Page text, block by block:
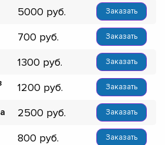
5000 Заказать
700 Заказать
1300 Заказать
1200 Заказать
2500 Заказать
800 Заказать